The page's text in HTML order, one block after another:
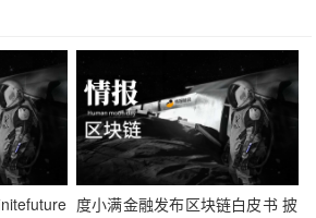
度小满金融发布区块链白皮书 披